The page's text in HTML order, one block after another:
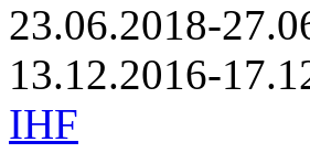
23.06.2018-
13.12.2016-
IHF